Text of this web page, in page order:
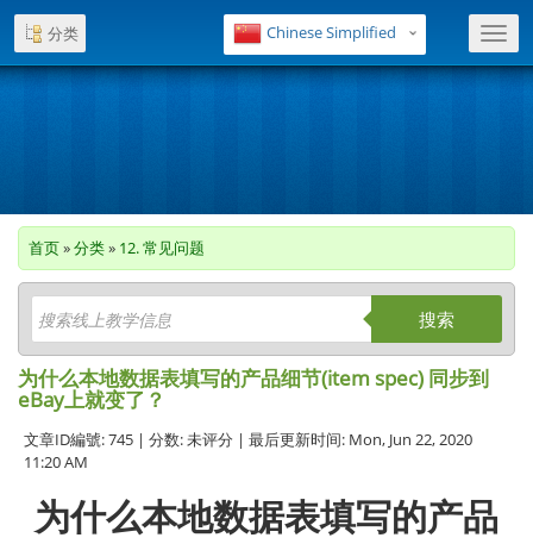
Chinese Simplified
首页»分类» 12. 常见问题
搜索
为什么本地数据表填写的产品细节(item spec) 同步到
eBay上就变了？
文章ID編號: 745 | 分数: 未评分 | 最后更新时间: Mon, Jun 22, 2020
11:20 AM
为什么本地数据表填写的产品
分类